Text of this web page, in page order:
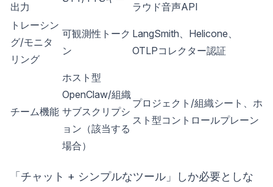
出力
ラウド音声API
トレーシン
グ/モニタ
リング
可観測性トーク
ン
LangSmith、Helicone、
OTLPコレクター認証
チーム機能
ホスト型
OpenClaw/組織
サブスクリプシ
ョン（該当する
場合）
プロジェクト/組織シート、ホ
スト型コントロールプレーン
「チャット + シンプルなツール」しか必要としな